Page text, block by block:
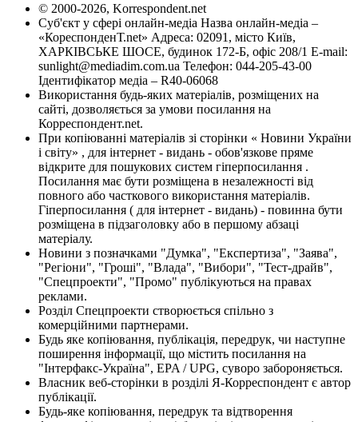
© 2000-2026, Korrespondent.net
Суб'єкт у сфері онлайн-медіа Назва онлайн-медіа –
«КореспонденТ.net» Адреса: 02091, місто Київ,
ХАРКІВСЬКЕ ШОСЕ, будинок 172-Б, офіс 208/1 E-mail:
sunlight@mediadim.com.ua Телефон: 044-205-43-00
Ідентифікатор медіа – R40-06068
Використання будь-яких матеріалів, розміщених на
сайті, дозволяється за умови посилання на
Корреспондент.net.
При копіюванні матеріалів зі сторінки « Новини України
і світу» , для інтернет - видань - обов'язкове пряме
відкрите для пошукових систем гіперпосилання .
Посилання має бути розміщена в незалежності від
повного або часткового використання матеріалів.
Гіперпосилання ( для інтернет - видань) - повинна бути
розміщена в підзаголовку або в першому абзаці
матеріалу.
Новини з позначками "Думка", "Експертиза", "Заява",
"Регіони", "Гроші", "Влада", "Вибори", "Тест-драйв",
"Спецпроекти", "Промо" публікуються на правах
реклами.
Розділ Спецпроекти створюється спільно з
комерційними партнерами.
Будь яке копіювання, публікація, передрук, чи наступне
поширення інформації, що містить посилання на
"Інтерфакс-Україна", EPA / UPG, суворо забороняється.
Власник веб-сторінки в розділі Я-Корреспондент є автор
публікації.
Будь-яке копіювання, передрук та відтворення